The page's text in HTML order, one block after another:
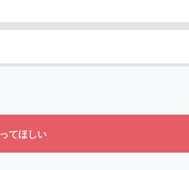
てほしい